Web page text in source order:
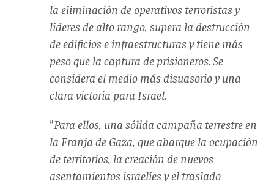
la eliminación de operativos terroristas y
líderes de alto rango, supera la destrucción
de edificios e infraestructuras y tiene más
peso que la captura de prisioneros. Se
considera el medio más disuasorio y una
clara victoria para Israel.
"Para ellos, una sólida campaña terrestre en
la Franja de Gaza, que abarque la ocupación
de territorios, la creación de nuevos
asentamientos israelíes y el traslado